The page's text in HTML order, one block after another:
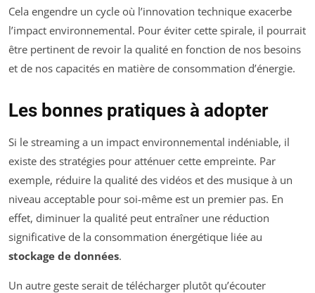
Cela engendre un cycle où l’innovation technique exacerbe
l’impact environnemental. Pour éviter cette spirale, il pourrait
être pertinent de revoir la qualité en fonction de nos besoins
et de nos capacités en matière de consommation d’énergie.
Les bonnes pratiques à adopter
Si le streaming a un impact environnemental indéniable, il
existe des stratégies pour atténuer cette empreinte. Par
exemple, réduire la qualité des vidéos et des musique à un
niveau acceptable pour soi-même est un premier pas. En
effet, diminuer la qualité peut entraîner une réduction
significative de la consommation énergétique liée au
stockage de données.
Un autre geste serait de télécharger plutôt qu’écouter